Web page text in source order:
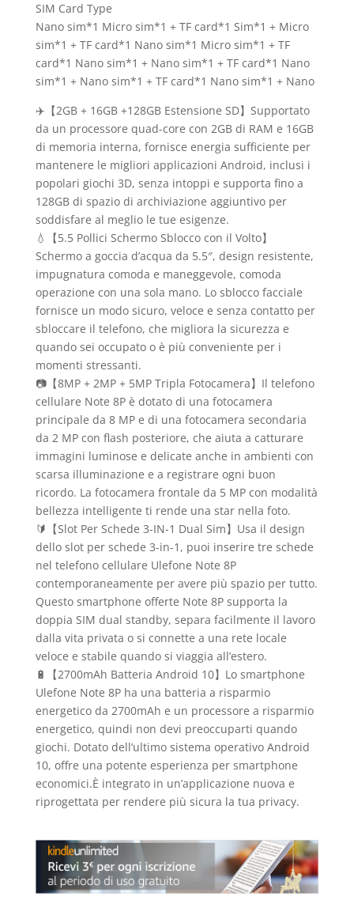
SIM Card Type
Nano sim*1 Micro sim*1 + TF card*1 Sim*1 + Micro
sim*1 + TF card*1 Nano sim*1 Micro sim*1 + TF
card*1 Nano sim*1 + Nano sim*1 + TF card*1 Nano
sim*1 + Nano sim*1 + TF card*1 Nano sim*1 + Nano
✈️【2GB + 16GB +128GB Estensione SD】Supportato
da un processore quad-core con 2GB di RAM e 16GB
di memoria interna, fornisce energia sufficiente per
mantenere le migliori applicazioni Android, inclusi i
popolari giochi 3D, senza intoppi e supporta fino a
128GB di spazio di archiviazione aggiuntivo per
soddisfare al meglio le tue esigenze.
💧【5.5 Pollici Schermo Sblocco con il Volto】
Schermo a goccia d’acqua da 5.5″, design resistente,
impugnatura comoda e maneggevole, comoda
operazione con una sola mano. Lo sblocco facciale
fornisce un modo sicuro, veloce e senza contatto per
sbloccare il telefono, che migliora la sicurezza e
quando sei occupato o è più conveniente per i
momenti stressanti.
📷【8MP + 2MP + 5MP Tripla Fotocamera】Il telefono
cellulare Note 8P è dotato di una fotocamera
principale da 8 MP e di una fotocamera secondaria
da 2 MP con flash posteriore, che aiuta a catturare
immagini luminose e delicate anche in ambienti con
scarsa illuminazione e a registrare ogni buon
ricordo. La fotocamera frontale da 5 MP con modalità
bellezza intelligente ti rende una star nella foto.
🔰【Slot Per Schede 3-IN-1 Dual Sim】Usa il design
dello slot per schede 3-in-1, puoi inserire tre schede
nel telefono cellulare Ulefone Note 8P
contemporaneamente per avere più spazio per tutto.
Questo smartphone offerte Note 8P supporta la
doppia SIM dual standby, separa facilmente il lavoro
dalla vita privata o si connette a una rete locale
veloce e stabile quando si viaggia all’estero.
🔋【2700mAh Batteria Android 10】Lo smartphone
Ulefone Note 8P ha una batteria a risparmio
energetico da 2700mAh e un processore a risparmio
energetico, quindi non devi preoccuparti quando
giochi. Dotato dell’ultimo sistema operativo Android
10, offre una potente esperienza per smartphone
economici.È integrato in un’applicazione nuova e
riprogettata per rendere più sicura la tua privacy.